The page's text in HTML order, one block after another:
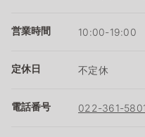
営業時間 10:00-19:00
定休日 不定休
電話番号 022-361-